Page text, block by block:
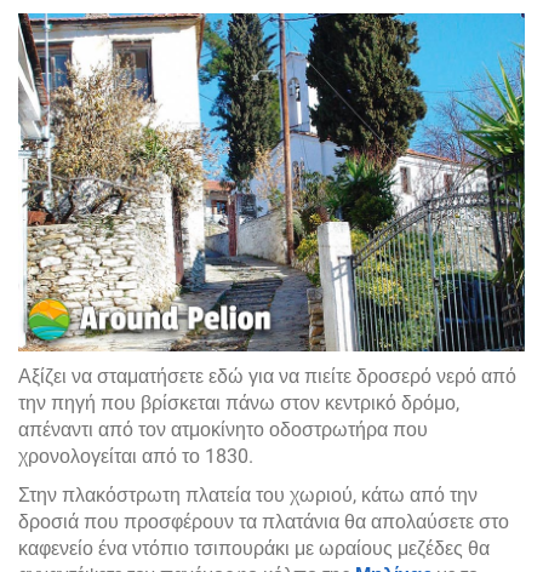
Αξίζει να σταματήσετε εδώ για να πιείτε δροσερό νερό από
την πηγή που βρίσκεται πάνω στον κεντρικό δρόμο,
απέναντι από τον ατμοκίνητο οδοστρωτήρα που
χρονολογείται από το 1830.
Στην πλακόστρωτη πλατεία του χωριού, κάτω από την
δροσιά που προσφέρουν τα πλατάνια θα απολαύσετε στο
καφενείο ένα ντόπιο τσιπουράκι με ωραίους μεζέδες θα